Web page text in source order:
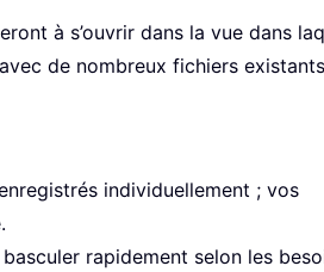
à s’ouvrir dans la vue dans
de nombreux fichiers
individuellement ; vos
rapidement selon les